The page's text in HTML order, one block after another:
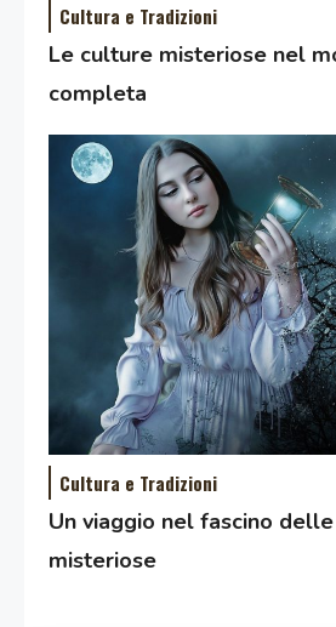
Cultura e Tradizioni
Le culture misteriose nel
completa
Cultura e Tradizioni
Un viaggio nel fascino
misteriose